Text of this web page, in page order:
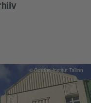
© Goethe-Institut Tallinn